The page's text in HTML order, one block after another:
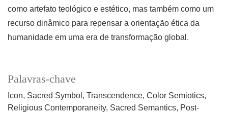
Palavras-chave
Icon Sacred Symbol Transcendence Color Semiotics
Religious Contemporaneity Sacred Semantics Post-
como artefato teológico e estético, mas também como um
recurso dinâmico para repensar a orientação ética da
humanidade em uma era de transformação global.